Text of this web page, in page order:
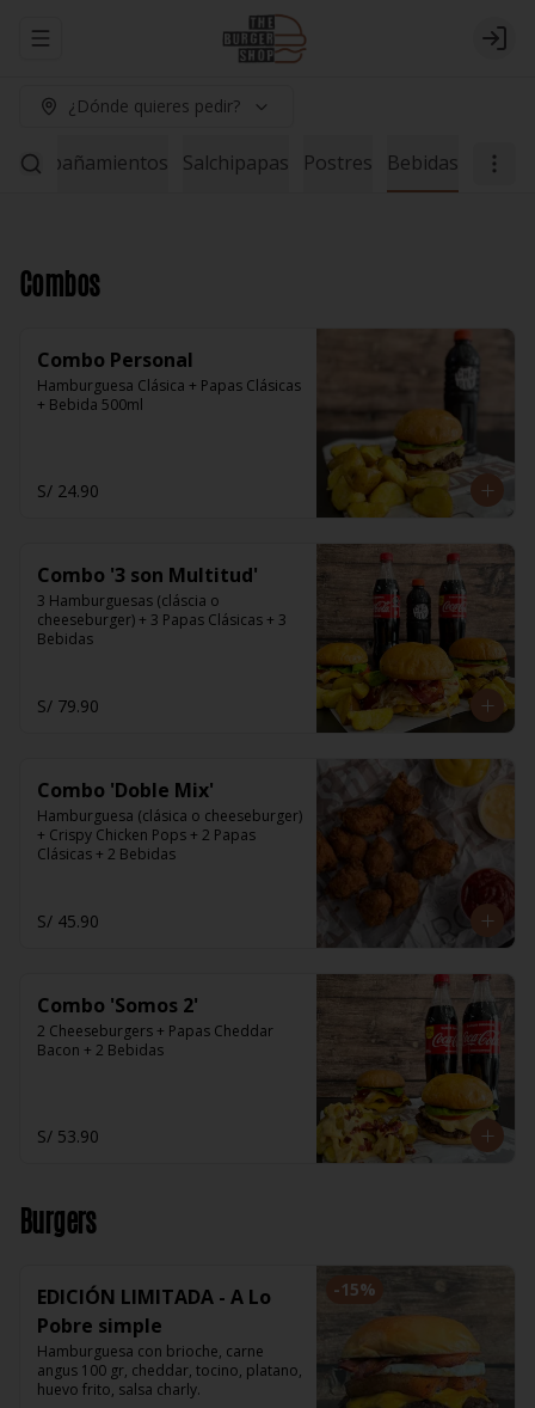
Abrir menu de navegación Login
¿Dónde quieres pedir?
Acompañamientos Salchipapas Postres Bebidas
Combos
Combo Personal
Hamburguesa Clásica + Papas Clásicas
+ Bebida 500ml
S/ 24.90
Combo '3 son Multitud'
3 Hamburguesas (cláscia o
cheeseburger) + 3 Papas Clásicas + 3
Bebidas
S/ 79.90
Combo 'Doble Mix'
Hamburguesa (clásica o cheeseburger)
+ Crispy Chicken Pops + 2 Papas
Clásicas + 2 Bebidas
S/ 45.90
Combo 'Somos 2'
2 Cheeseburgers + Papas Cheddar
Bacon + 2 Bebidas
S/ 53.90
Burgers
-15%
EDICIÓN LIMITADA - A Lo
Pobre simple
Hamburguesa con brioche, carne
angus 100 gr, cheddar, tocino, platano,
huevo frito, salsa charly.